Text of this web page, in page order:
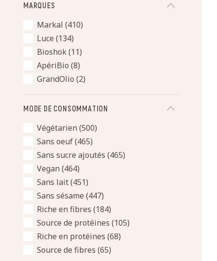
MARQUES
Markal (410)
Luce (134)
Bioshok(11)
ApériBio (8)
GrandOlio (2)
MODE DE CONSOMMATION
Végétarien (500)
Sans oeuf(465)
Sans sucre ajoutés (465)
Vegan (464)
Sans lait(451)
Sans sésame (447)
Riche en fibres (184)
Source de protéines (105)
Riche en protéines (68)
Source de fibres (65)